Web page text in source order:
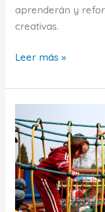
aprenderán y
creativas.
Escape
casero
para
niños
de
6
a
8
años
Leer más »